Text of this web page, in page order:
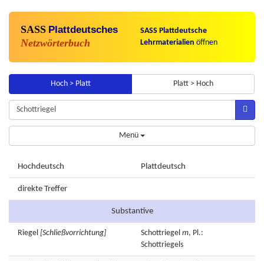
SASS Plattdeutsches
Netzwörterbuch
SASS Plattdeutsche
Lehrmaterialien öffnen
Hoch > Platt Platt > Hoch
Menü
Hochdeutsch Plattdeutsch
direkte Treffer
Substantive
Riegel [Schließvorrichtung] Schottriegel m, Pl.:
Schottriegels